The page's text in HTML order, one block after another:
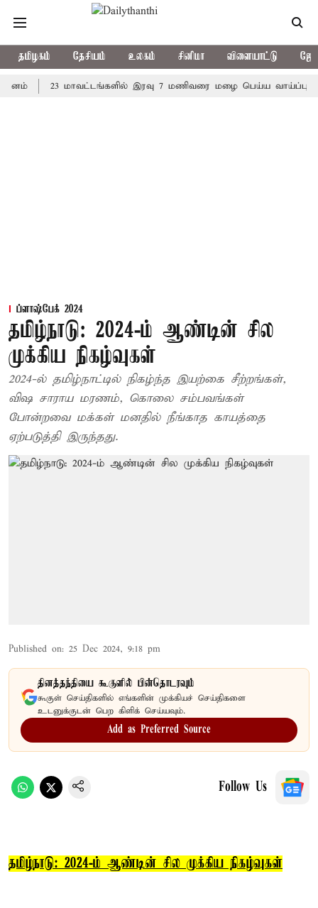
தமிழகம் தேசியம் உலகம் சினிமா விளையாட்டு
23 மாவட்டங்களில் இரவு 7 மணிவரை மழை பெய்ய வாய்ப்பு
ப்ளாஷ்பேக் 2024
தமிழ்நாடு: 2024-ம் ஆண்டின் சில
முக்கிய நிகழ்வுகள்
2024-ல் தமிழ்நாட்டில் நிகழ்ந்த இயற்கை சீற்றங்கள்,
விஷ சாராய மரணம், கொலை சம்பவங்கள்
போன்றவை மக்கள் மனதில் நீங்காத காயத்தை
ஏற்படுத்தி இருந்தது.
Published on: 25 Dec 2024, 9:18 pm
தினத்தந்தியை கூகுளில் பின்தொடரவும்
கூகுள் செய்திகளில் எங்களின் முக்கியச் செய்திகளை
உடனுக்குடன் பெற கிளிக் செய்யவும்.
Add as Preferred Source
Follow Us
தமிழ்நாடு: 2024-ம் ஆண்டின் சில முக்கிய நிகழ்வுகள்